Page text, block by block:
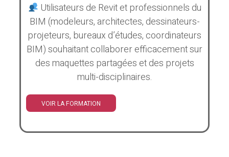
Utilisateurs de Revit et professionnels du
BIM (modeleurs, architectes, dessinateurs-
projeteurs, bureaux d’études, coordinateurs
BIM) souhaitant collaborer efficacement sur
des maquettes partagées et des projets
multi-disciplinaires.
VOIR LA FORMATION